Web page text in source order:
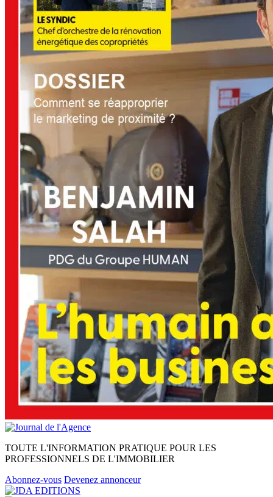
TOUTE L'INFORMATION PRATIQUE POUR LES
PROFESSIONNELS DE L'IMMOBILIER
Abonnez-vous Devenez annonceur